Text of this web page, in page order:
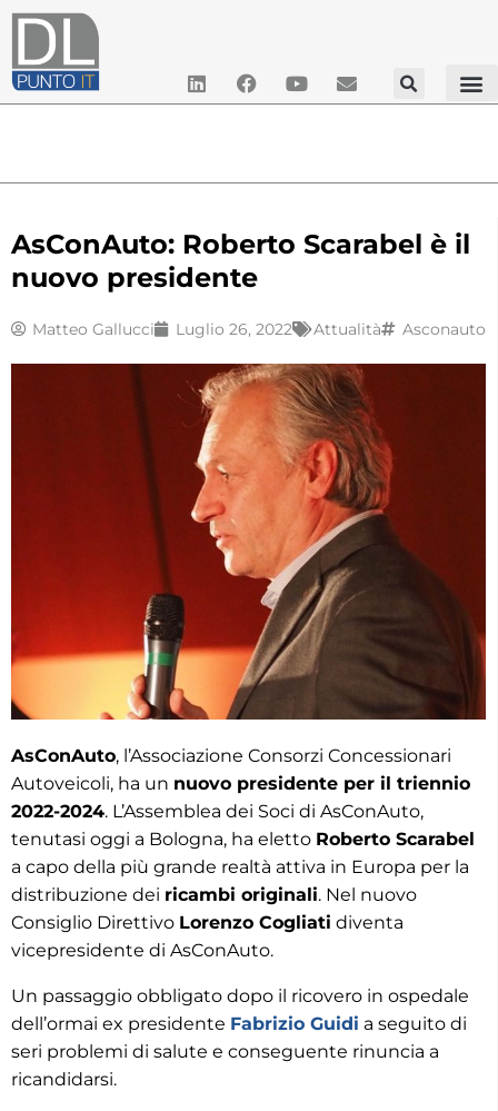
AsConAuto: Roberto Scarabel è il
nuovo presidente
Matteo Gallucci Luglio 26, 2022 Attualità Asconauto
AsConAuto, l’Associazione Consorzi Concessionari
Autoveicoli, ha un nuovo presidente per il triennio
2022-2024. L’Assemblea dei Soci di AsConAuto,
tenutasi oggi a Bologna, ha eletto Roberto Scarabel
a capo della più grande realtà attiva in Europa per la
distribuzione dei ricambi originali. Nel nuovo
Consiglio Direttivo Lorenzo Cogliati diventa
vicepresidente di AsConAuto.
Un passaggio obbligato dopo il ricovero in ospedale
dell’ormai ex presidente Fabrizio Guidi a seguito di
seri problemi di salute e conseguente rinuncia a
ricandidarsi.